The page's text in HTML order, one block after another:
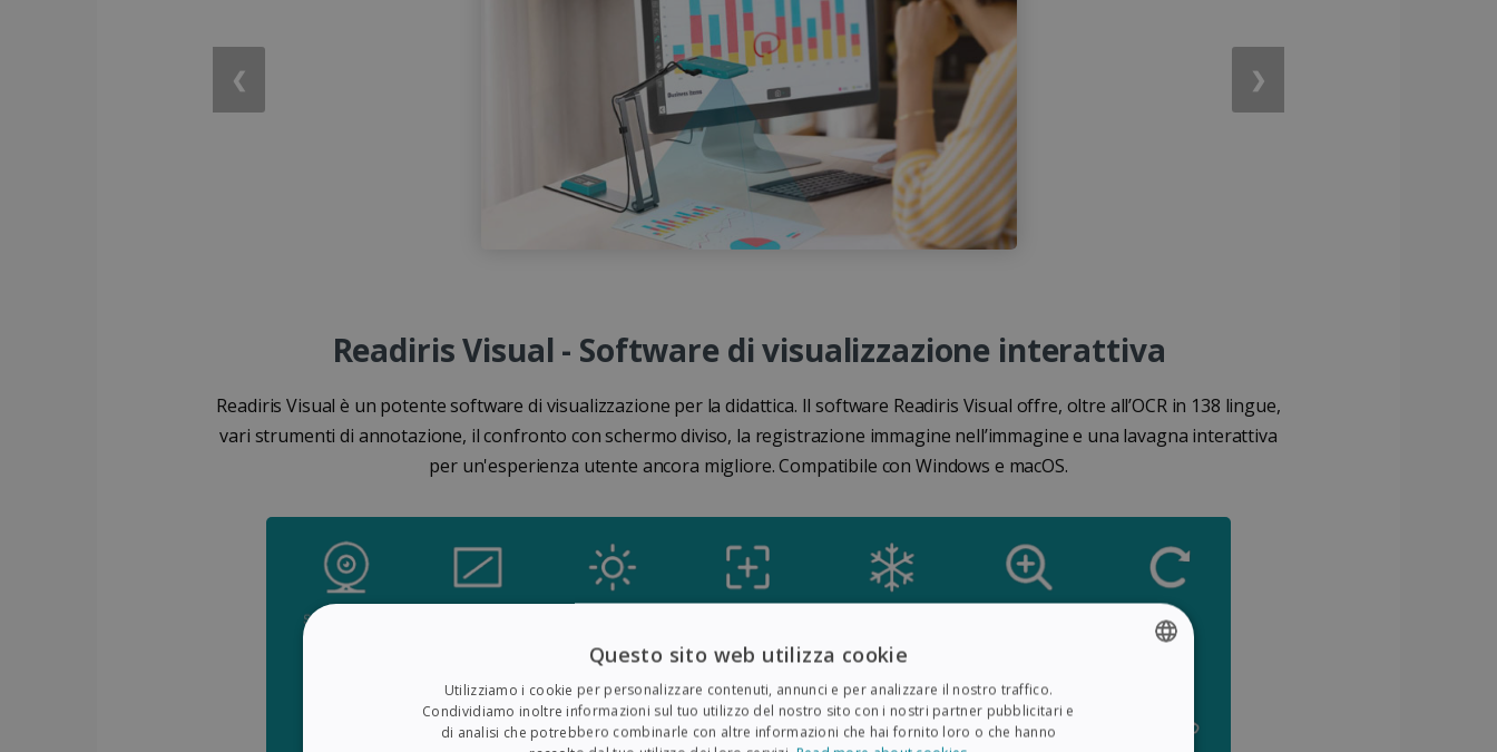
❮ ❯
Readiris Visual - Software di visualizzazione interattiva
Readiris Visual è un potente software di visualizzazione per la didattica. Il software Readiris Visual offre, oltre all’OCR in 138 lingue,
vari strumenti di annotazione, il confronto con schermo diviso, la registrazione immagine nell’immagine e una lavagna interattiva
per un'esperienza utente ancora migliore. Compatibile con Windows e macOS.
Questo sito web utilizza cookie
Utilizziamo i cookie per personalizzare contenuti, annunci e per analizzare il nostro traffico.
Condividiamo inoltre informazioni sul tuo utilizzo del nostro sito con i nostri partner pubblicitari e
di analisi che potrebbero combinarle con altre informazioni che hai fornito loro o che hanno